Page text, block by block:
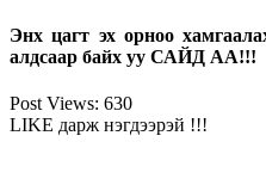
Энх цагт эх орноо
алдсаар байх уу САЙД АА!!!
Post Views: 630
LIKE дарж нэгдээрэй !!!